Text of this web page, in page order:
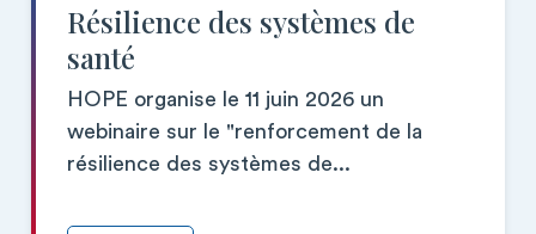
Résilience des systèmes de
santé
HOPE organise le 11 juin 2026 un
webinaire sur le "renforcement de la
résilience des systèmes de...